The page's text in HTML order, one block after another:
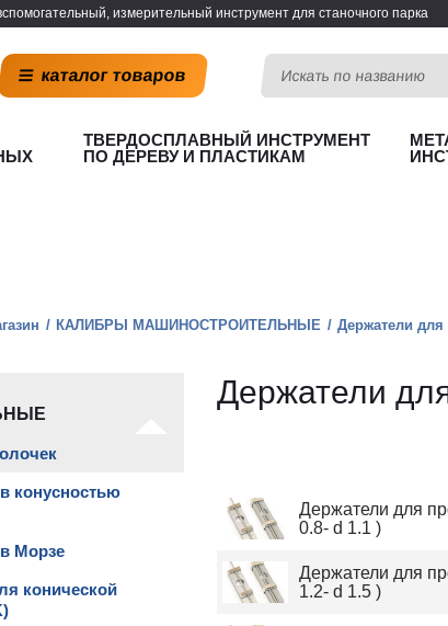
измерительный инструмент для станочного парка
каталог товаров
ТВЕРДОСПЛАВНЫЙ ИНСТРУМЕНТ
ПО ДЕРЕВУ И ПЛАСТИКАМ
КАЛИБРЫ МАШИНОСТРОИТЕЛЬНЫЕ Держатели
конусностью
Морзе
конической
Держатели
Держатели для
0.8- d 1.1 )
Держатели для
1.2- d 1.5 )